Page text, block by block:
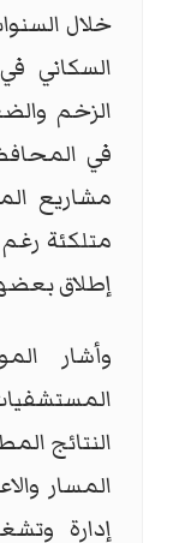
خلال
السكاني
الزخم
في
مشاريع
متلكئة
إطلاق
وأشار
النتائج
المسار
إدارة